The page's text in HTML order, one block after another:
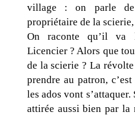
village : on parle de
propriétaire de la
On raconte qu’il va
Licencier ? Alors que
de la scierie ? La
prendre au patron,
les ados vont
attirée aussi bien par la